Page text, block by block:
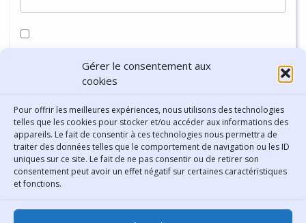
Gérer le consentement aux
cookies
Pour offrir les meilleures expériences, nous utilisons des technologies
telles que les cookies pour stocker et/ou accéder aux informations des
appareils. Le fait de consentir à ces technologies nous permettra de
traiter des données telles que le comportement de navigation ou les ID
uniques sur ce site. Le fait de ne pas consentir ou de retirer son
consentement peut avoir un effet négatif sur certaines caractéristiques
et fonctions.
navigateur pour mon prochain commentaire.
Bibliothèque municipale de